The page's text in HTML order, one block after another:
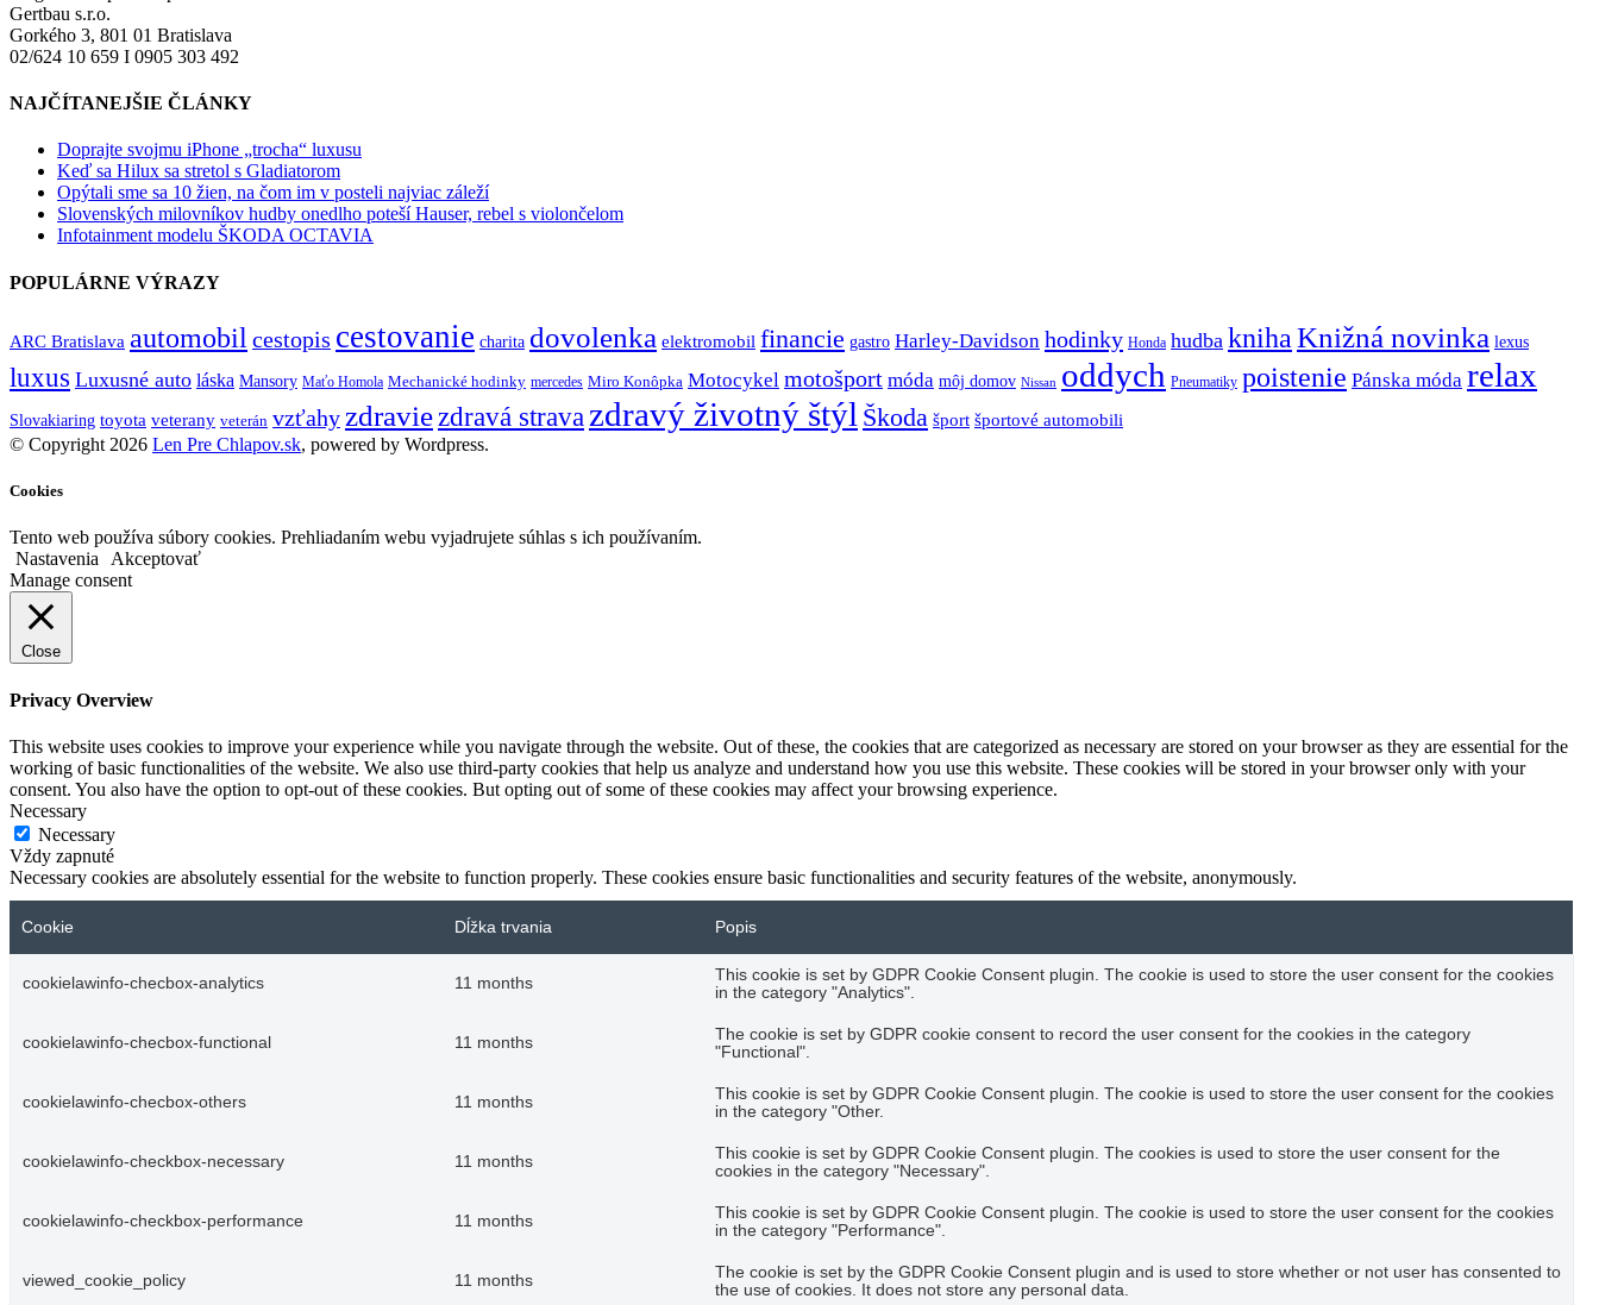
Gertbau s.r.o.
Gorkého 3, 801 01 Bratislava
02/624 10 659 I 0905 303 492
NAJČÍTANEJŠIE ČLÁNKY
Doprajte svojmu iPhone „trocha“ luxusu
Keď sa Hilux sa stretol s Gladiatorom
Opýtali sme sa 10 žien, na čom im v posteli najviac záleží
Slovenských milovníkov hudby onedlho poteší Hauser, rebel s violončelom
Infotainment modelu ŠKODA OCTAVIA
POPULÁRNE VÝRAZY
ARC Bratislava automobil cestopis cestovanie charita dovolenka elektromobil financie gastro Harley-Davidson hodinky Honda hudba kniha Knižná novinka lexus
luxus Luxusné auto láska Mansory Maťo Homola Mechanické hodinky mercedes Miro Konôpka Motocykel motošport móda môj domov Nissan oddych Pneumatiky poistenie Pánska móda relax
Slovakiaring toyota veterany veterán vzťahy zdravie zdravá strava zdravý životný štýl Škoda šport športové automobili
© Copyright 2026 Len Pre Chlapov.sk, powered by Wordpress.
Cookies
Tento web používa súbory cookies. Prehliadaním webu vyjadrujete súhlas s ich používaním.
Nastavenia
Akceptovať
Manage consent
Close
Privacy Overview
This website uses cookies to improve your experience while you navigate through the website. Out of these, the cookies that are categorized as necessary are stored on your browser as they are essential for the
working of basic functionalities of the website. We also use third-party cookies that help us analyze and understand how you use this website. These cookies will be stored in your browser only with your
consent. You also have the option to opt-out of these cookies. But opting out of some of these cookies may affect your browsing experience.
Necessary
Necessary
Vždy zapnuté
Necessary cookies are absolutely essential for the website to function properly. These cookies ensure basic functionalities and security features of the website, anonymously.
Cookie Dĺžka trvania Popis
cookielawinfo-checbox-analytics 11 months
This cookie is set by GDPR Cookie Consent plugin. The cookie is used to store the user consent for the cookies
in the category "Analytics".
cookielawinfo-checbox-functional 11 months
The cookie is set by GDPR cookie consent to record the user consent for the cookies in the category
"Functional".
cookielawinfo-checbox-others 11 months
This cookie is set by GDPR Cookie Consent plugin. The cookie is used to store the user consent for the cookies
in the category "Other.
cookielawinfo-checkbox-necessary 11 months
This cookie is set by GDPR Cookie Consent plugin. The cookies is used to store the user consent for the
cookies in the category "Necessary".
cookielawinfo-checkbox-performance 11 months
This cookie is set by GDPR Cookie Consent plugin. The cookie is used to store the user consent for the cookies
in the category "Performance".
viewed_cookie_policy 11 months
The cookie is set by the GDPR Cookie Consent plugin and is used to store whether or not user has consented to
the use of cookies. It does not store any personal data.